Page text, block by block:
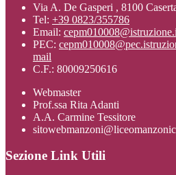
Via A. De Gasperi , 8100
Tel: +39 0823/355786
Email:
PEC:
mail
C.F.: 80009250616
Webmaster
Prof.ssa Rita Adanti
A.A. Carmine Tessitore
Sezione Link Utili